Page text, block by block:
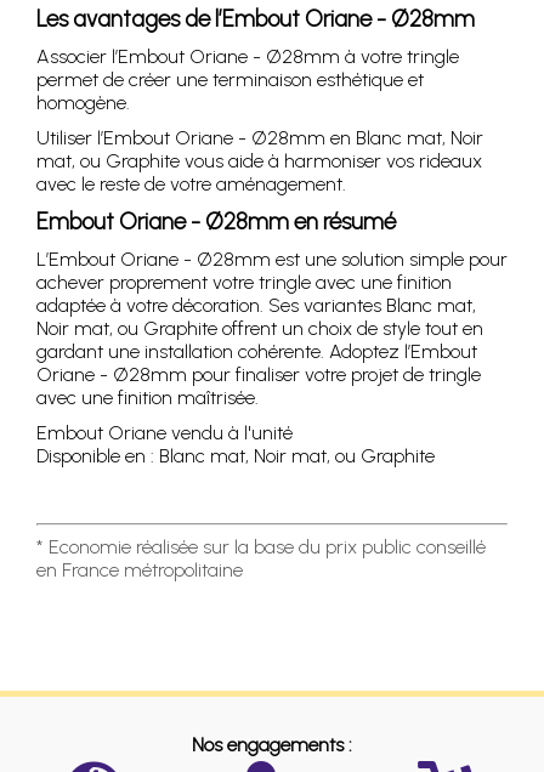
Les avantages de l’Embout Oriane - Ø28mm
Associer l’Embout Oriane - Ø28mm à votre tringle
permet de créer une terminaison esthétique et
homogène.
Utiliser l’Embout Oriane - Ø28mm en Blanc mat, Noir
mat, ou Graphite vous aide à harmoniser vos rideaux
avec le reste de votre aménagement.
Embout Oriane - Ø28mm en résumé
L’Embout Oriane - Ø28mm est une solution simple pour
achever proprement votre tringle avec une finition
adaptée à votre décoration. Ses variantes Blanc mat,
Noir mat, ou Graphite offrent un choix de style tout en
gardant une installation cohérente. Adoptez l’Embout
Oriane - Ø28mm pour finaliser votre projet de tringle
avec une finition maîtrisée.
Embout Oriane vendu à l'unité
Disponible en : Blanc mat, Noir mat, ou Graphite
* Economie réalisée sur la base du prix public conseillé
en France métropolitaine
Nos engagements :